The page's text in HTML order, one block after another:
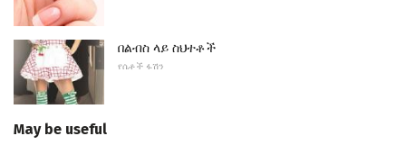
በልብስ ላይ ስህተቶች
የሴቶች ፋሽን
May be useful